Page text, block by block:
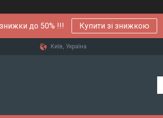
до 50% !!! Купити зі знижкою
Київ, Україна